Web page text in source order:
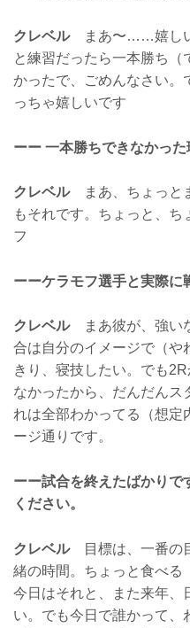
クレベルまあ〜……嬉しい
と練習だったら一本勝ち（
かったで、ごめんなさい。
っちゃ嬉しいです
ーー 一本勝ちできなかった
クレベルまあ、ちょっと
もそれです。ちょっと、ち
フ
ーーケラモフ選手と実際に
クレベルまあ彼が、強い
合は自分のイメージで（や
きり、寝技したい。でも
なかったから、だんだんス
れは全部わかってる（想定
ージ通りです。
ーー試合を終えたばかりで
ください。
クレベル目標は、一番の
緒の時間。ちょっと食べる
今日はそれと、また来年、
い。でも今日で誰かって、